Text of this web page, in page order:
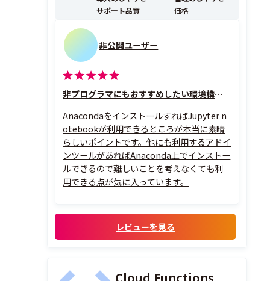
サポート品質
価格
非公開ユーザー
非プログラマにもおすすめしたい環境構築ツール
AnacondaをインストールすればJupyter n
otebookが利用できるところが本当に素晴
らしいポイントです。他にも利用するアドイ
ンツールがあればAnaconda上でインストー
ルできるので難しいことを考えなくても利
用できる点が気に入っています。
レビューを見る